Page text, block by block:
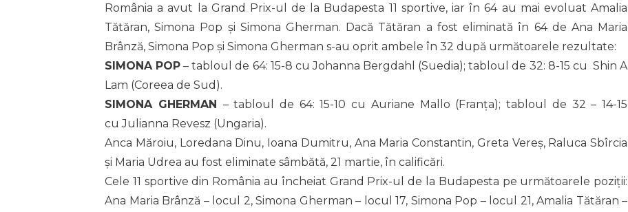
România a avut la Grand Prix-ul de la Budapesta 11 sportive, iar în 64 au mai evoluat Amalia
Tătăran, Simona Pop și Simona Gherman. Dacă Tătăran a fost eliminată în 64 de Ana Maria
Brânză, Simona Pop și Simona Gherman s-au oprit ambele în 32 după următoarele rezultate:
SIMONA POP – tabloul de 64: 15-8 cu Johanna Bergdahl (Suedia); tabloul de 32: 8-15 cu Shin A
Lam (Coreea de Sud).
SIMONA GHERMAN – tabloul de 64: 15-10 cu Auriane Mallo (Franța); tabloul de 32 – 14-15
cu Julianna Revesz (Ungaria).
Anca Măroiu, Loredana Dinu, Ioana Dumitru, Ana Maria Constantin, Greta Vereș, Raluca Sbîrcia
și Maria Udrea au fost eliminate sâmbătă, 21 martie, în calificări.
Cele 11 sportive din România au încheiat Grand Prix-ul de la Budapesta pe următoarele poziții:
Ana Maria Brânză – locul 2, Simona Gherman – locul 17, Simona Pop – locul 21, Amalia Tătăran –